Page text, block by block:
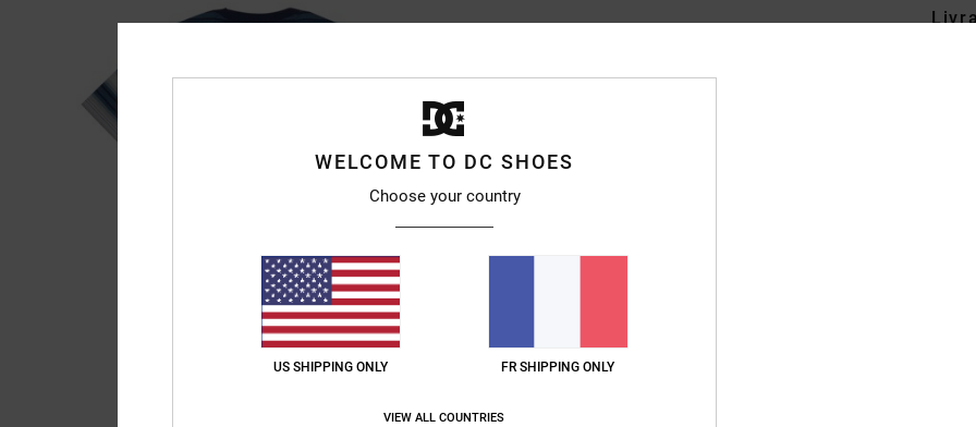
WELCOME TO DC SHOES
Choose your country
US SHIPPING ONLY FR SHIPPING ONLY
VIEW ALL COUNTRIES